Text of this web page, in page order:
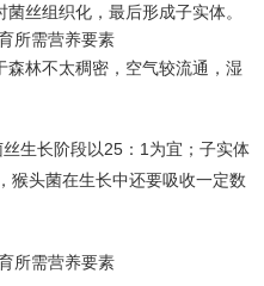
菌丝组织化，最后形成子实体。
森林不太稠密，空气较流通，湿
生长阶段以25：1为宜；子实体
猴头菌在生长中还要吸收一定数